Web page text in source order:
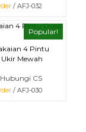
/ AFJ-032
Popular!
4 Pintu
Mewah
CS
/ AFJ-030